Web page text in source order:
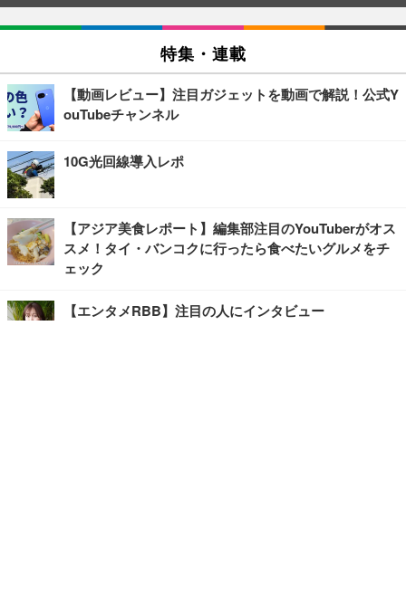
特集・連載
【動画レビュー】注目ガジェットを動画で解説！公式Y
ouTubeチャンネル
10G光回線導入レポ
【アジア美食レポート】編集部注目のYouTuberがオス
スメ！タイ・バンコクに行ったら食べたいグルメをチ
ェック
【エンタメRBB】注目の人にインタビュー